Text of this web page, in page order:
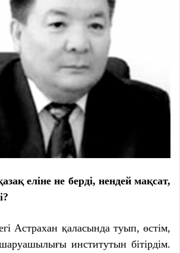
еліне не берді, нендей мақсат,
Астрахан қаласында туып, өстім,
институтын бітірдім.